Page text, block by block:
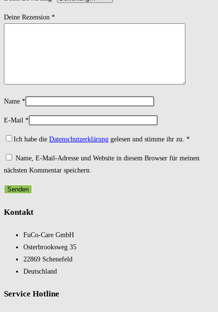
Deine Rezension *
Name *
E-Mail *
Ich habe die Datenschutzerklärung gelesen und stimme ihr zu. *
Name, E-Mail-Adresse und Website in diesem Browser für meinen
nächsten Kommentar speichern.
Kontakt
FuCo-Care GmbH
Oster­brooks­weg 35
22869 Schene­feld
Deutsch­land
Service Hotline